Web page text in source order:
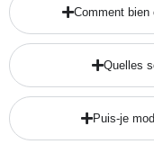
Comment bien
Quelles
Puis-je